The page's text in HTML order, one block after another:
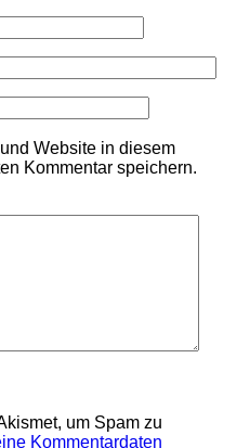
Website in diesem
Kommentar speichern.
um Spam zu
Kommentardaten